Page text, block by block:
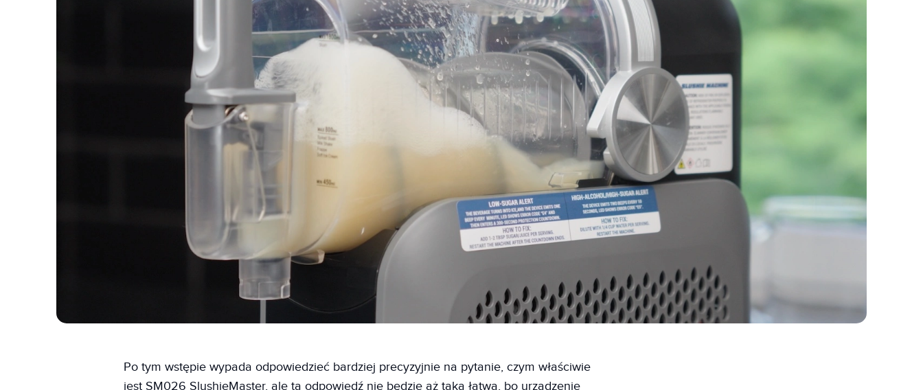
Po tym wstępie wypada odpowiedzieć bardziej precyzyjnie na pytanie, czym właściwie
jest SM026 SlushieMaster, ale ta odpowiedź nie będzie aż taka łatwa, bo urządzenie